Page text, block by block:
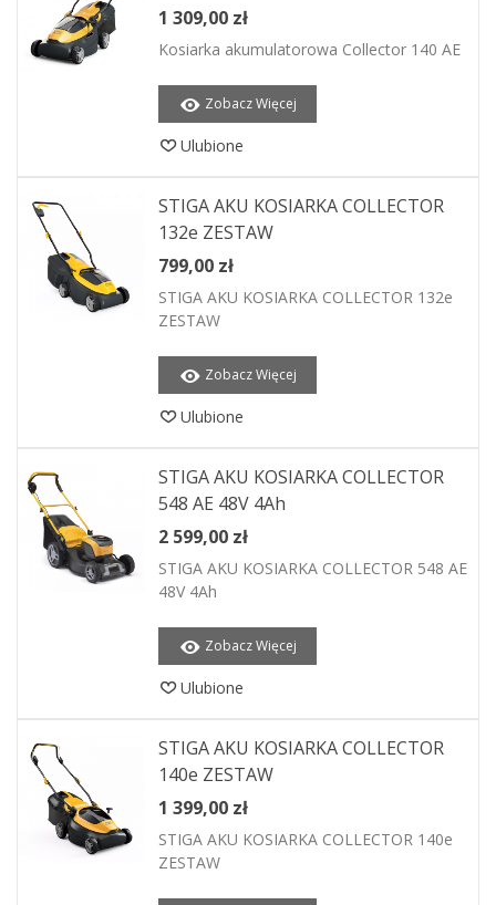
1 309,00 zł
Kosiarka akumulatorowa Collector 140 AE
Zobacz Więcej
Ulubione
STIGA AKU KOSIARKA COLLECTOR
132e ZESTAW
799,00 zł
STIGA AKU KOSIARKA COLLECTOR 132e
ZESTAW
Zobacz Więcej
Ulubione
STIGA AKU KOSIARKA COLLECTOR
548 AE 48V 4Ah
2 599,00 zł
STIGA AKU KOSIARKA COLLECTOR 548 AE
48V 4Ah
Zobacz Więcej
Ulubione
STIGA AKU KOSIARKA COLLECTOR
140e ZESTAW
1 399,00 zł
STIGA AKU KOSIARKA COLLECTOR 140e
ZESTAW